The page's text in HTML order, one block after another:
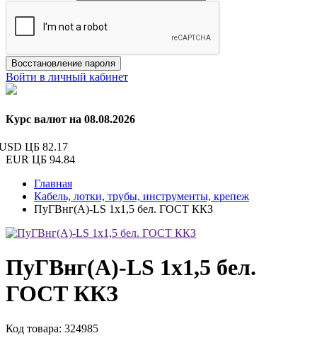
Восстановление пароля
Войти в личный кабинет
Курс валют на 08.08.2026
ЦБ 82.17
EUR ЦБ 94.84
Главная
Кабель, лотки, трубы, инструменты, крепеж
ПуГВнг(А)-LS 1х1,5 бел. ГОСТ ККЗ
ПуГВнг(А)-LS 1х1,5 бел.
ГОСТ ККЗ
Код товара: 324985